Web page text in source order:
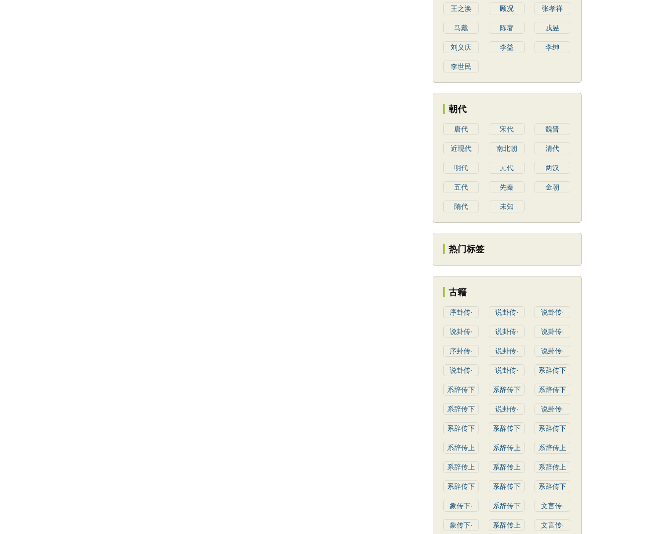
王之涣 顾况 张孝祥
马戴 陈著 戎昱
刘义庆 李益 李绅
李世民
朝代
唐代 宋代 魏晋
近现代 南北朝 清代
明代 元代 两汉
五代 先秦 金朝
隋代 未知
热门标签
古籍
序卦传· 说卦传· 说卦传·
说卦传· 说卦传· 说卦传·
序卦传· 说卦传· 说卦传·
说卦传· 说卦传· 系辞传下
系辞传下 系辞传下 系辞传下
系辞传下 说卦传· 说卦传·
系辞传下 系辞传下 系辞传下
系辞传上 系辞传上 系辞传上
系辞传上 系辞传上 系辞传上
系辞传下 系辞传下 系辞传下
象传下· 系辞传下 文言传·
象传下· 系辞传上 文言传·